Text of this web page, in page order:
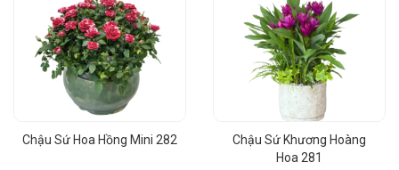
Chậu Sứ Hoa Hồng Mini 282
Chậu Sứ Khương Hoàng
Hoa 281